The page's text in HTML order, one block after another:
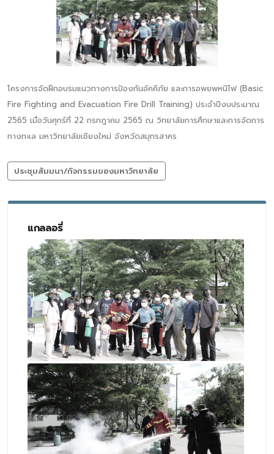
โครงการจัดฝึกอบรมแนวทางการป้องกันอัคคีภัย และการอพยพหนีไฟ (Basic
Fire Fighting and Evacuation Fire Drill Training) ประจำปีงบประมาณ
2565 เมื่อวันศุกร์ที่ 22 กรกฎาคม 2565 ณ วิทยาลัยการศึกษาและการจัดการ
ทางทะเล มหาวิทยาลัยเชียงใหม่ จังหวัดสมุทรสาคร
ประชุมสัมมนา/กิจกรรมของมหาวิทยาลัย
แกลลอรี่